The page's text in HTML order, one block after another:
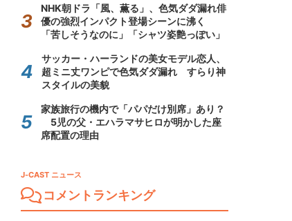
NHK朝ドラ「風、薫る」、色気ダダ漏れ俳
優の強烈インパクト登場シーンに沸く
「苦しそうなのに」「シャツ姿艶っぽい」
サッカー・ハーランドの美女モデル恋人、
超ミニ丈ワンピで色気ダダ漏れ すらり神
スタイルの美貌
家族旅行の機内で「パパだけ別席」あり？
5児の父・エハラマサヒロが明かした座
席配置の理由
J-CAST ニュース
コメントランキング